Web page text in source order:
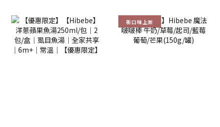
新口味上架